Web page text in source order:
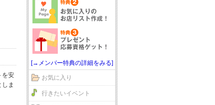
を安
ま
[→メンバー特典の詳細をみる]
お気に入り
行きたいイベント